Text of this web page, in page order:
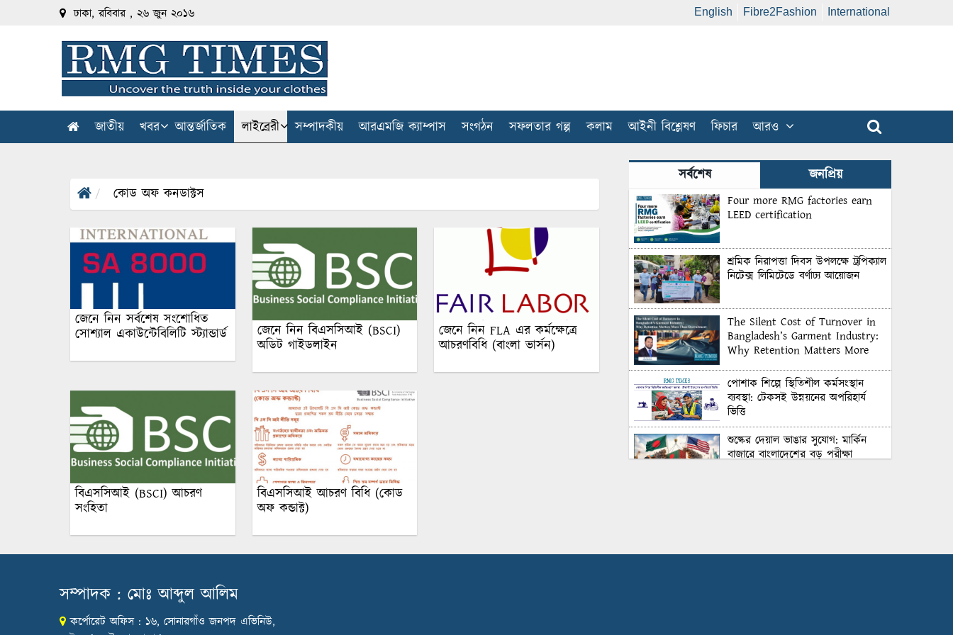
ঢাকা, রবিবার , ২৬ জুন ২০১৬ English Fibre2Fashion International
জাতীয় খবর আন্তর্জাতিক লাইব্রেরী সম্পাদকীয় আরএমজি ক্যাম্পাস সংগঠন সফলতার গল্প কলাম আইনী বিশ্লেষণ ফিচার আরও
কোড অফ কনডাক্টস
জেনে নিন সর্বশেষ সংশোধিত
সোশ্যাল একাউন্টেবিলিটি স্ট্যান্ডার্ড
জেনে নিন বিএসসিআই (BSCI)
অডিট গাইডলাইন
জেনে নিন FLA এর কর্মক্ষেত্রে
আচরণবিধি (বাংলা ভার্সন)
বিএসসিআই (BSCI) আচরণ
সংহিতা
বিএসসিআই আচরণ বিধি (কোড
অফ কন্ডাক্ট)
সর্বশেষ জনপ্রিয়
Four more RMG factories earn
LEED certification
শ্রমিক নিরাপত্তা দিবস উপলক্ষে ট্রপিক্যাল
নিটেক্স লিমিটেডে বর্ণাঢ্য আয়োজন
The Silent Cost of Turnover in
Bangladesh’s Garment Industry:
Why Retention Matters More
পোশাক শিল্পে স্থিতিশীল কর্মসংস্থান
ব্যবস্থা: টেকসই উন্নয়নের অপরিহার্য
ভিত্তি
শুল্কের দেয়াল ভাঙার সুযোগ: মার্কিন
বাজারে বাংলাদেশের বড় পরীক্ষা
সম্পাদক : মোঃ আব্দুল আলিম
কর্পোরেট অফিস : ১৬, সোনারগাঁও জনপদ এভিনিউ,